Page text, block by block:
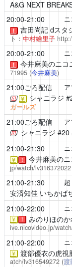
A&G NEXT
20:00-21:00
！ 吉田尚記 dスタ
ト： 中村繪里子
20:00-21:00
！ 今井麻美のニコ
71995 (今井麻美)
21:00ごろ配信
￥ シャニラジ
ガールズ
21:00ごろ配信
シャニラジ #20
21:00-21:30
￥ ！ 今井麻美の
jp/watch/lv316372022
21:00-21:30
安済知佳 いちかば
21:00-22:00
￥ ！ みのりほの
ive.nicovideo.jp/
21:00-22:00
￥ 渡部優衣の虎視
atch/lv316549272 (渡